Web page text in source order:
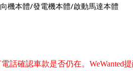
機本體/發電機本體/啟動馬達本體
話確認車款是否仍在。WeWanted